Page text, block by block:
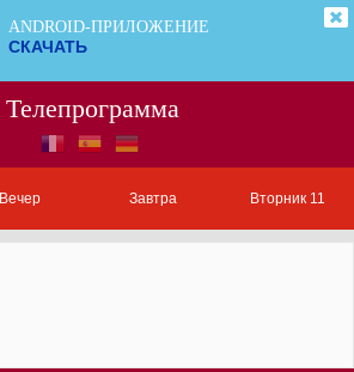
ANDROID-ПРИЛОЖЕНИЕ
СКАЧАТЬ
Телепрограмма
Вечер Завтра Вторник 11